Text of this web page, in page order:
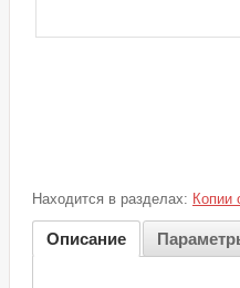
Находится в разделах: Копии
Описание